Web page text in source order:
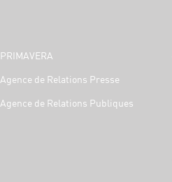
PRIMAVERA
Agence de Relations Presse
Agence de Relations Publiques